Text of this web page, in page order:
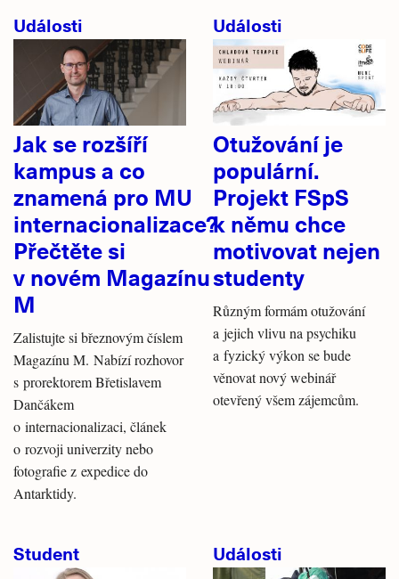
Události
Jak se rozšíří
kampus a co
znamená pro MU
internacionalizace?
Přečtěte si
v novém Magazínu
M
Zalistujte si březnovým číslem
Magazínu M. Nabízí rozhovor
s prorektorem Břetislavem
Dančákem
o internacionalizaci, článek
o rozvoji univerzity nebo
fotografie z expedice do
Antarktidy.
Události
Otužování je
populární.
Projekt FSpS
k němu chce
motivovat nejen
studenty
Různým formám otužování
a jejich vlivu na psychiku
a fyzický výkon se bude
věnovat nový webinář
otevřený všem zájemcům.
Student Události